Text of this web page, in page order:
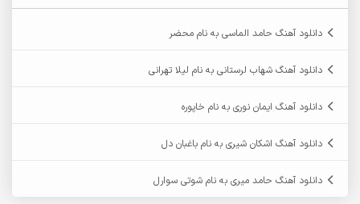
دانلود آهنگ حامد الماسی به نام محضر
دانلود آهنگ شهاب لرستانی به نام لیلا تهرانی
دانلود آهنگ ایمان نوری به نام خاپوره
دانلود آهنگ اشکان شیری به نام باغبان دل
دانلود آهنگ حامد میری به نام شوتی سوارل